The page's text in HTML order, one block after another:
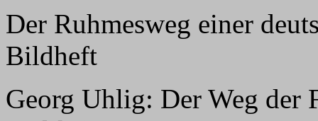
Der Ruhmesweg einer
Bildheft
Georg Uhlig: Der Weg der